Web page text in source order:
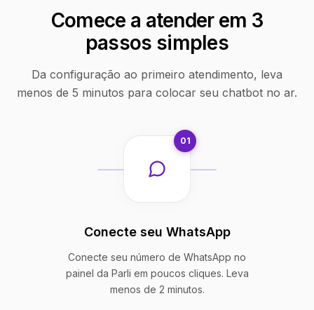
Comece a atender em 3
passos simples
Da configuração ao primeiro atendimento, leva
menos de 5 minutos para colocar seu chatbot no ar.
01
Conecte seu WhatsApp
Conecte seu número de WhatsApp no
painel da Parli em poucos cliques. Leva
menos de 2 minutos.